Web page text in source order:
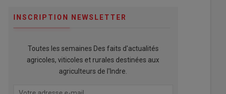
INSCRIPTION NEWSLETTER
Toutes les semaines Des faits d'actualités
agricoles, viticoles et rurales destinées aux
agriculteurs de l'Indre.